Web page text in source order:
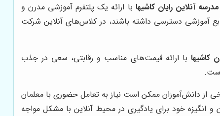
مدرسه آنلاین رایان کاشیها با ارائه یک پلتفرم آموزشی مدرن و
آموزشی دسترسی داشته باشند، در کلاس‌های آنلاین شرکت
کاشیها با ارائه قیمت‌های مناسب و رقابتی، سعی در جذب
از دانش‌آموزان ممکن است نیاز به تعامل حضوری با معلمان
خود برای یادگیری در محیط آنلاین با مشکل مواجه